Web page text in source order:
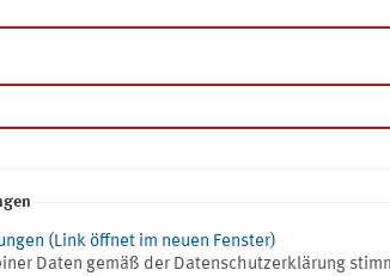
(Link öffnet im neuen Fenster)
Daten gemäß der Datenschutzerklärung